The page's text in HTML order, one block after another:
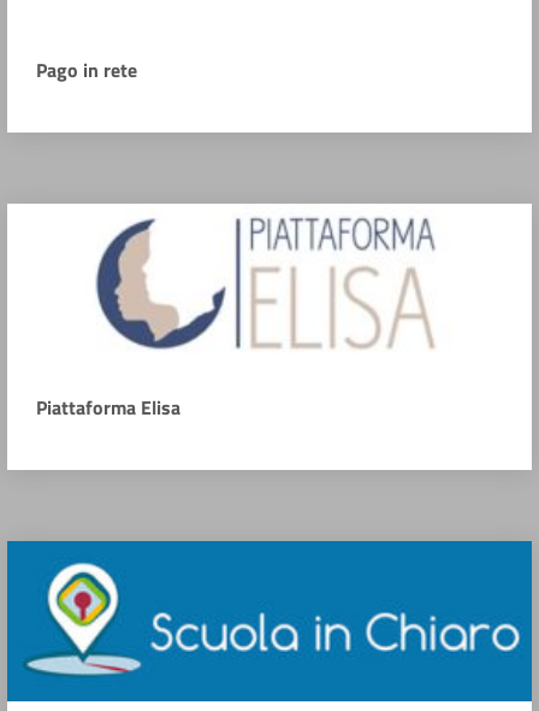
Pago in rete
Piattaforma Elisa